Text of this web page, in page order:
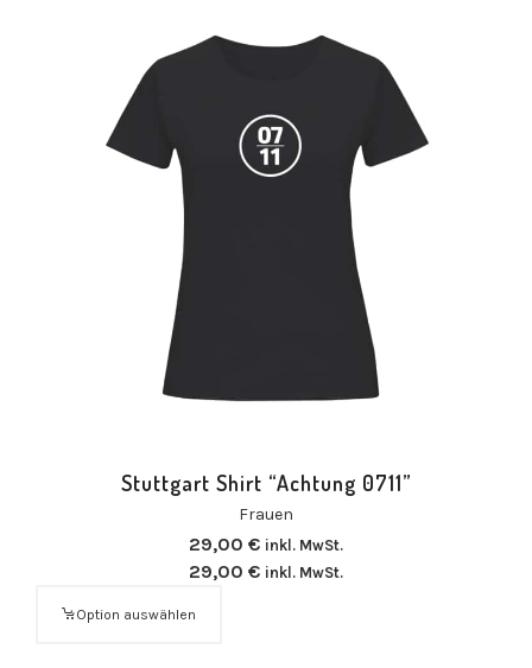
Stuttgart Shirt “Achtung 0711”
Frauen
29,00 € inkl. MwSt.
29,00 € inkl. MwSt.
Option auswählen